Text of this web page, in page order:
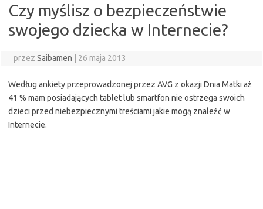
Czy myślisz o bezpieczeństwie
swojego dziecka w Internecie?
przez Saibamen | 26 maja 2013
Według ankiety przeprowadzonej przez AVG z okazji Dnia Matki aż
41 % mam posiadających tablet lub smartfon nie ostrzega swoich
dzieci przed niebezpiecznymi treściami jakie mogą znaleźć w
Internecie.